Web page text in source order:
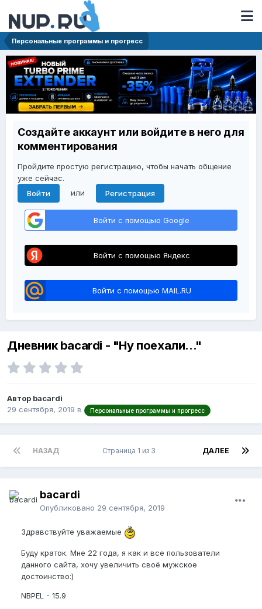
Персональные программы и прогресс
Создайте аккаунт или войдите в него для
комментирования
Пройдите простую регистрацию, чтобы начать общение
уже сейчас.
Войти
или Регистрация
Войти с помощью Google
Войти с помощью Яндекс
Войти с помощью MAIL.RU
Дневник bacardi - "Ну поехали..."
Автор bacardi
29 сентября, 2019 в Персональные программы и прогресс
НАЗАД ДАЛЕЕ
Страница 1 из 3
bacardi
Опубликовано 29 сентября, 2019
Здравствуйте уважаемые
Буду краток. Мне 22 года, я как и все пользователи
данного сайта, хочу увеличить своё мужское
достоинство:)
NBPEL - 15.9